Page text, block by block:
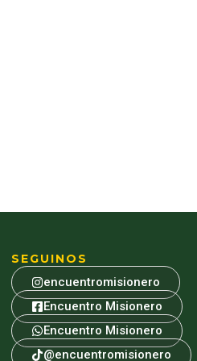
SEGUINOS
encuentromisionero
Encuentro Misionero
Encuentro Misionero
@encuentromisionero